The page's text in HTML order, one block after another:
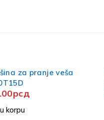
frižider NF
рсд
korpu